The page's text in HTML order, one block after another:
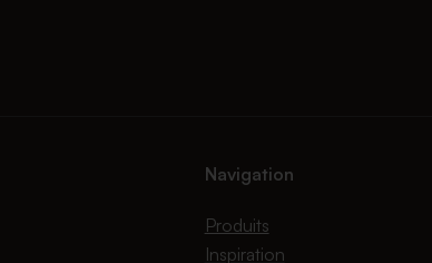
Navigation
Produits
Inspiration